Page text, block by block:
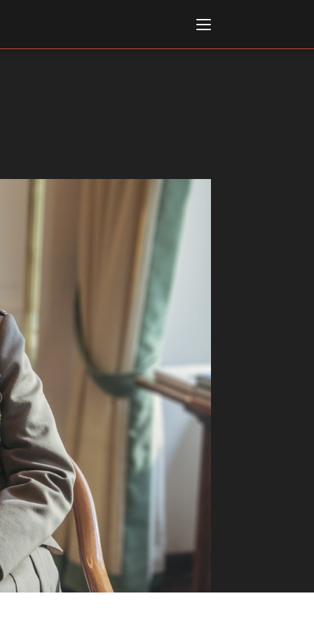
Festival - Bio to B Industry
Festival
d’Arte
Venezia
Film Festival
di Roma
Festival
- Accedi al tuo profilo
Nuovo utente
noi
- Scuola e Lavoro
lavori in economia